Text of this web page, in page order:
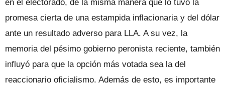
en el electorado, de la misma manera que lo tuvo la
promesa cierta de una estampida inflacionaria y del dólar
ante un resultado adverso para LLA. A su vez, la
memoria del pésimo gobierno peronista reciente, también
influyó para que la opción más votada sea la del
reaccionario oficialismo. Además de esto, es importante